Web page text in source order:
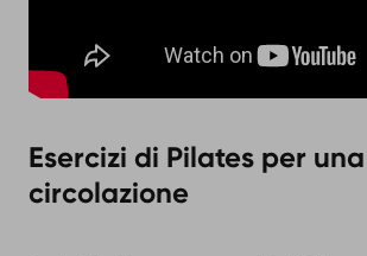
Esercizi di Pilates per
circolazione